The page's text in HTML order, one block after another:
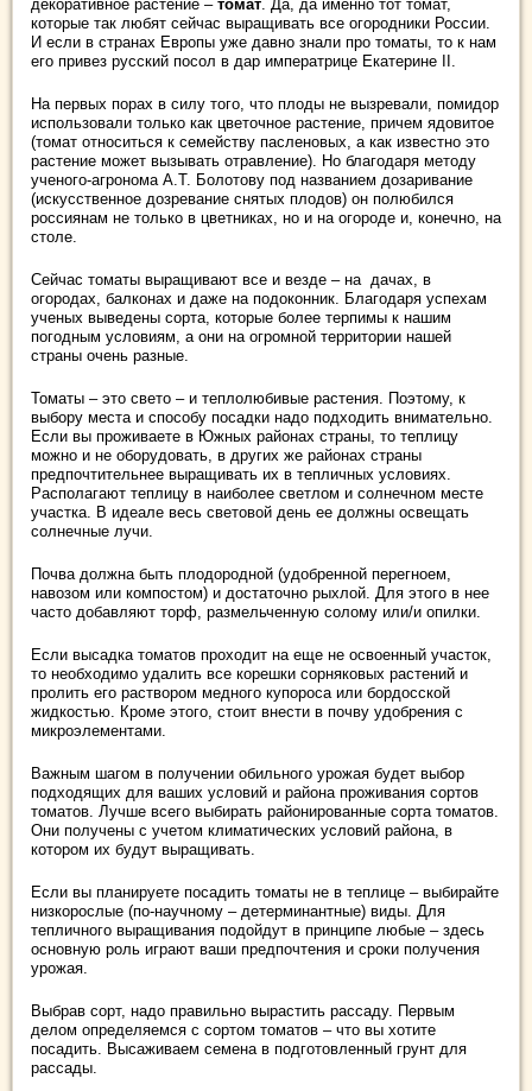
декоративное растение – томат. Да, да именно тот томат,
которые так любят сейчас выращивать все огородники России.
И если в странах Европы уже давно знали про томаты, то к нам
его привез русский посол в дар императрице Екатерине II.
На первых порах в силу того, что плоды не вызревали, помидор
использовали только как цветочное растение, причем ядовитое
(томат относиться к семейству пасленовых, а как известно это
растение может вызывать отравление). Но благодаря методу
ученого-агронома А.Т. Болотову под названием дозаривание
(искусственное дозревание снятых плодов) он полюбился
россиянам не только в цветниках, но и на огороде и, конечно, на
столе.
Сейчас томаты выращивают все и везде – на дачах, в
огородах, балконах и даже на подоконник. Благодаря успехам
ученых выведены сорта, которые более терпимы к нашим
погодным условиям, а они на огромной территории нашей
страны очень разные.
Томаты – это свето – и теплолюбивые растения. Поэтому, к
выбору места и способу посадки надо подходить внимательно.
Если вы проживаете в Южных районах страны, то теплицу
можно и не оборудовать, в других же районах страны
предпочтительнее выращивать их в тепличных условиях.
Располагают теплицу в наиболее светлом и солнечном месте
участка. В идеале весь световой день ее должны освещать
солнечные лучи.
Почва должна быть плодородной (удобренной перегноем,
навозом или компостом) и достаточно рыхлой. Для этого в нее
часто добавляют торф, размельченную солому или/и опилки.
Если высадка томатов проходит на еще не освоенный участок,
то необходимо удалить все корешки сорняковых растений и
пролить его раствором медного купороса или бордосской
жидкостью. Кроме этого, стоит внести в почву удобрения с
микроэлементами.
Важным шагом в получении обильного урожая будет выбор
подходящих для ваших условий и района проживания сортов
томатов. Лучше всего выбирать районированные сорта томатов.
Они получены с учетом климатических условий района, в
котором их будут выращивать.
Если вы планируете посадить томаты не в теплице – выбирайте
низкорослые (по-научному – детерминантные) виды. Для
тепличного выращивания подойдут в принципе любые – здесь
основную роль играют ваши предпочтения и сроки получения
урожая.
Выбрав сорт, надо правильно вырастить рассаду. Первым
делом определяемся с сортом томатов – что вы хотите
посадить. Высаживаем семена в подготовленный грунт для
рассады.